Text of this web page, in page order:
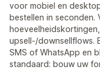
voor mobiel en
bestellen in
upsell-/downsellflows.
SMS of WhatsApp en
standaard: bouw uw